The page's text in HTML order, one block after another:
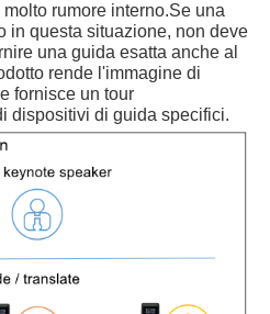
rumore interno.Se una
in questa situazione, non deve
una guida esatta anche al
rende l'immagine di
fornisce un tour
dispositivi di guida specifici.